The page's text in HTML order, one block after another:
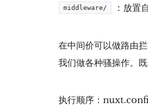
middleware/ ：放置
在中间价可以做路由
我们做各种骚操作。
执行顺序：